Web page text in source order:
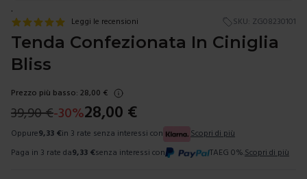
.
Leggi le recensioni SKU: ZG08230101
Tenda Confezionata In Ciniglia
Bliss
Prezzo più basso: 28,00 €
39,90€-30%28,00 €
Oppure9,33 €in 3 rate senza interessi con
Scopri di più
Paga in 3 rate da9,33 €senza interessi con TAEG 0%. Scopri di più